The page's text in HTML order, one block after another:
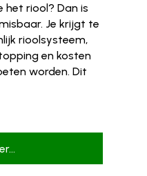
het riool? Dan is
Je krijgt te
rioolsysteem,
en kosten
worden. Dit